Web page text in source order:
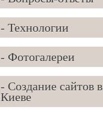
- Технологии
- Фотогалереи
- Создание сайтов в
Киеве